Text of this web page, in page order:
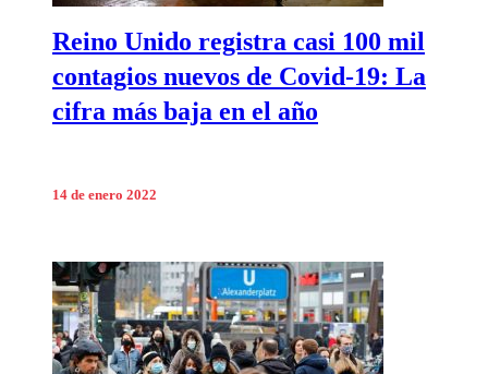
Reino Unido registra casi 100 mil
contagios nuevos de Covid-19: La
cifra más baja en el año
14 de enero 2022